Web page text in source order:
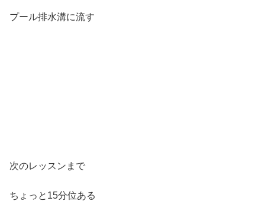
プール排水溝に流す
次のレッスンまで
ちょっと15分位ある